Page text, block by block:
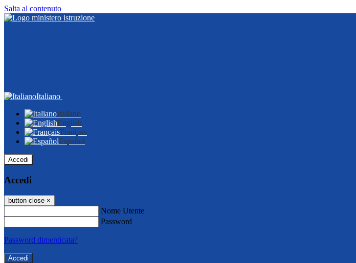
Salta al contenuto
Italiano
Italiano
English
Français
Español
Accedi
Accedi
button close ×
Nome Utente
Password
Password dimenticata?